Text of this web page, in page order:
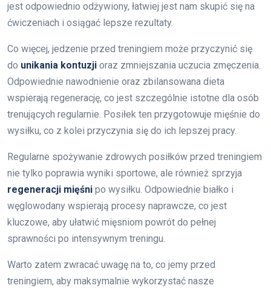
jest odpowiednio odżywiony, łatwiej jest nam skupić się na
ćwiczeniach i osiągać lepsze rezultaty.
Co więcej, jedzenie przed treningiem może przyczynić się
do unikania kontuzji oraz zmniejszania uczucia zmęczenia.
Odpowiednie nawodnienie oraz zbilansowana dieta
wspierają regenerację, co jest szczególnie istotne dla osób
trenujących regularnie. Posiłek ten przygotowuje mięśnie do
wysiłku, co z kolei przyczynia się do ich lepszej pracy.
Regularne spożywanie zdrowych posiłków przed treningiem
nie tylko poprawia wyniki sportowe, ale również sprzyja
regeneracji mięśni po wysiłku. Odpowiednie białko i
węglowodany wspierają procesy naprawcze, co jest
kluczowe, aby ułatwić mięsniom powrót do pełnej
sprawności po intensywnym treningu.
Warto zatem zwracać uwagę na to, co jemy przed
treningiem, aby maksymalnie wykorzystać nasze